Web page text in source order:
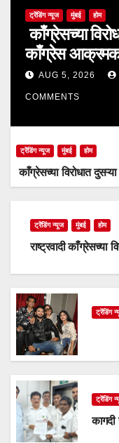
ट्रेंडिंग न्यूज मुंबई होम
काँग्रेसच्या
काँग्रेस
AUG 5, 2026
COMMENTS
ट्रेंडिंग न्यूज मुंबई होम
काँग्रेसच्या विरोधात
ट्रेंडिंग न्यूज मुंबई होम
राष्ट्रवादी काँग्रेसच्या
ट्रेंडिंग
ट्रेंडिंग
कागदी